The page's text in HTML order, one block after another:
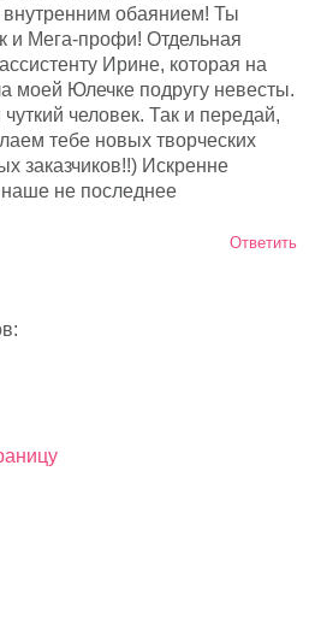
обаянием! Ты
и Мега-профи! Отдельная
Ирине, которая на
моей Юлечке подругу невесты.
человек. Так и передай,
тебе новых творческих
заказчиков!!) Искренне
наше не последнее
Ответить